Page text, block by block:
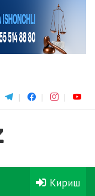
Кириш